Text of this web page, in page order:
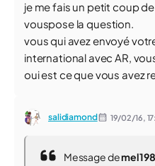
je me fais un petit coup
vouspose la question.
vous qui avez envoyé
international avec AR,
oui est ce que vous avez
salidiamond 19/02/16,
Message de